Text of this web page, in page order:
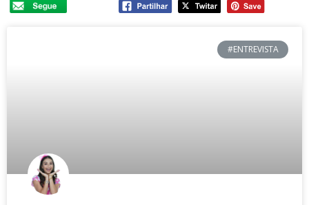
#ENTREVISTA